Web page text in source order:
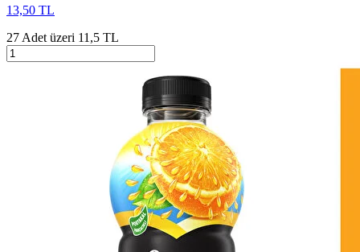
13,50 TL
27 Adet üzeri 11,5 TL